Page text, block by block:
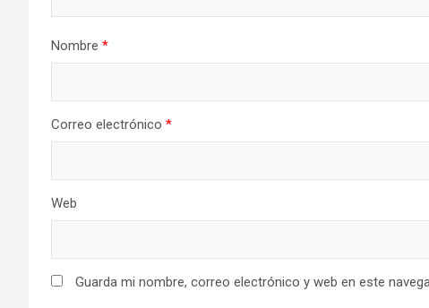
Nombre *
Correo electrónico *
Web
Guarda mi nombre, correo electrónico y web en este